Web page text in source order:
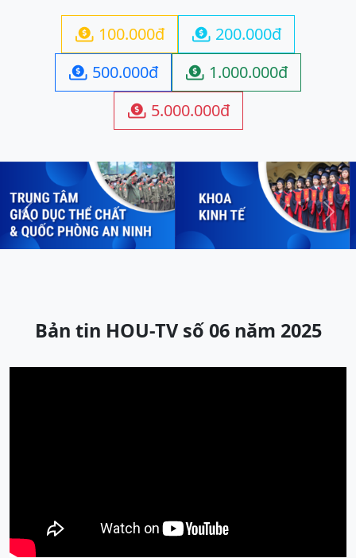
 100.000đ  200.000đ
 500.000đ  1.000.000đ
 5.000.000đ
Previous Next
Bản tin HOU-TV số 06 năm 2025